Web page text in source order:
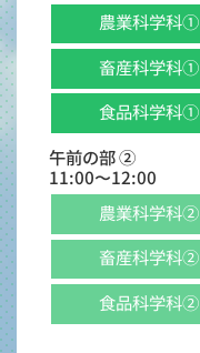
農業科学科①
畜産科学科①
食品科学科①
午前の部 ②
11:00〜12:00
農業科学科②
畜産科学科②
食品科学科②